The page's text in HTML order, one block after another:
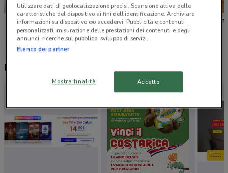
NUOVO
Leroy Merlin OBI
Nuovi prodotti da provare
Utilizzare dati di geolocalizzazione precisi. Scansione attiva delle
caratteristiche del dispositivo ai fini dell’identificazione. Archiviare
informazioni su dispositivo e/o accedervi. Pubblicità e contenuti
personalizzati, misurazione delle prestazioni dei contenuti e degli
annunci, ricerche sul pubblico, sviluppo di servizi.
Elenco dei partner
Mostra finalità Accetto